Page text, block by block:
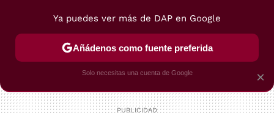
POSTRES VIAJES SELECCIÓN VEGUI
×
Ya puedes ver más de DAP en Google
Añádenos como fuente preferida
Solo necesitas una cuenta de Google